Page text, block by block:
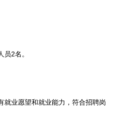
2名。
业愿望和就业能力，符合招聘岗